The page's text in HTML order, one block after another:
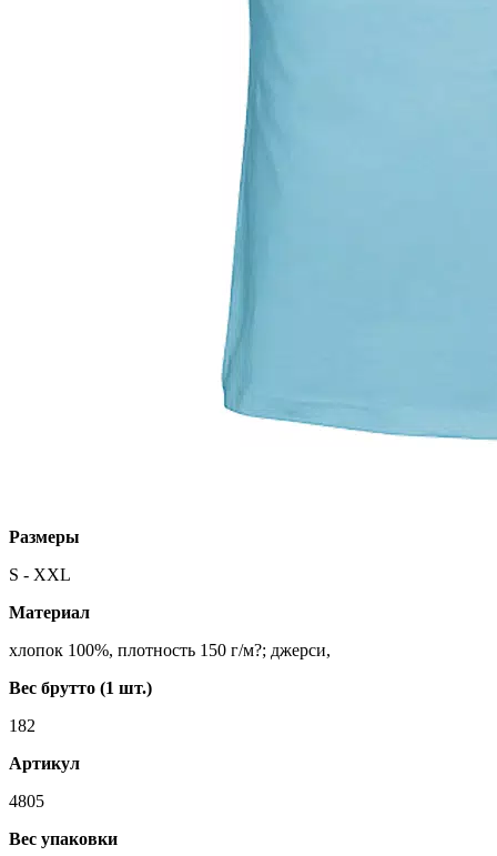
Размеры
S - XXL
Материал
хлопок 100%, плотность 150 г/м?; джерси,
Вес брутто (1 шт.)
182
Артикул
4805
Вес упаковки